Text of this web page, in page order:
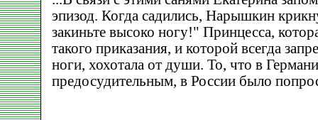
эпизод. Когда садились, Нарышкин
закиньте высоко ногу!" Принцесса,
такого приказания, и которой всегда
ноги, хохотала от души. То, что в
предосудительным, в России было